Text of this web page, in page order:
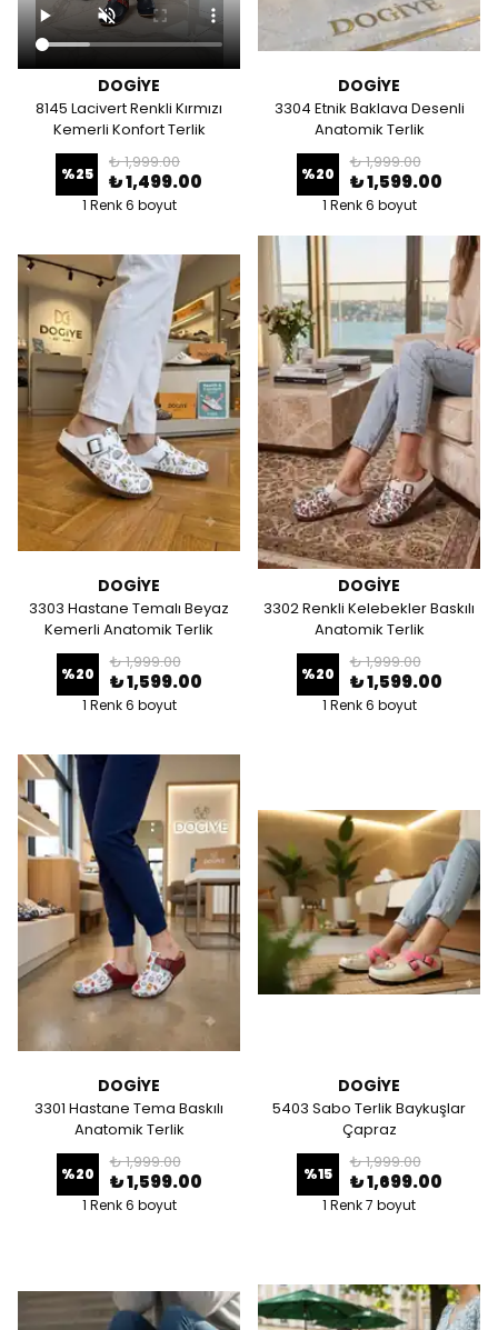
DOGİYE
8145 Lacivert Renkli Kırmızı
Kemerli Konfort Terlik
%25
₺ 1,999.00
₺ 1,499.00
1 Renk 6 boyut
DOGİYE
3304 Etnik Baklava Desenli
Anatomik Terlik
%20
₺ 1,999.00
₺ 1,599.00
1 Renk 6 boyut
DOGİYE
3303 Hastane Temalı Beyaz
Kemerli Anatomik Terlik
%20
₺ 1,999.00
₺ 1,599.00
1 Renk 6 boyut
DOGİYE
3302 Renkli Kelebekler Baskılı
Anatomik Terlik
%20
₺ 1,999.00
₺ 1,599.00
1 Renk 6 boyut
DOGİYE
3301 Hastane Tema Baskılı
Anatomik Terlik
%20
₺ 1,999.00
₺ 1,599.00
1 Renk 6 boyut
DOGİYE
5403 Sabo Terlik Baykuşlar
Çapraz
%15
₺ 1,999.00
₺ 1,699.00
1 Renk 7 boyut